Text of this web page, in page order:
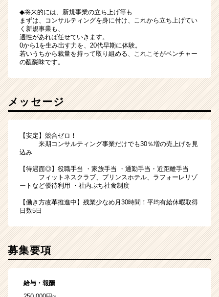
◆将来的には、新規事業の立ち上げ等も
まずは、コンサルティングを身に付け、これから立ち上げてい
く新規事業も、
適性があれば任せていきます。
0から1を生み出す力を、20代早期に体験。
若いうちから裁量を持って取り組める、これこそがベンチャー
の醍醐味です。
メッセージ
【安定】競合ゼロ！
来期コンサルティング事業だけでも30％増の売上げを見
込み
【待遇面◎】役職手当 ・家族手当 ・通勤手当・近距離手当
フィットネスクラブ、プリンスホテル、ラフォーレリゾ
ートなど優待利用 ・社内ぷち社食制度
【働き方改革推進中】残業少なめ月30時間！平均有給休暇取得
日数5日
募集要項
給与・報酬